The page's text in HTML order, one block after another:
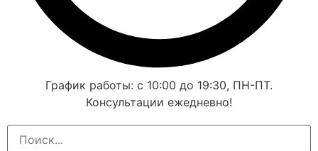
График работы: с 10:00 до 19:30, ПН-ПТ.
Консультации ежедневно!